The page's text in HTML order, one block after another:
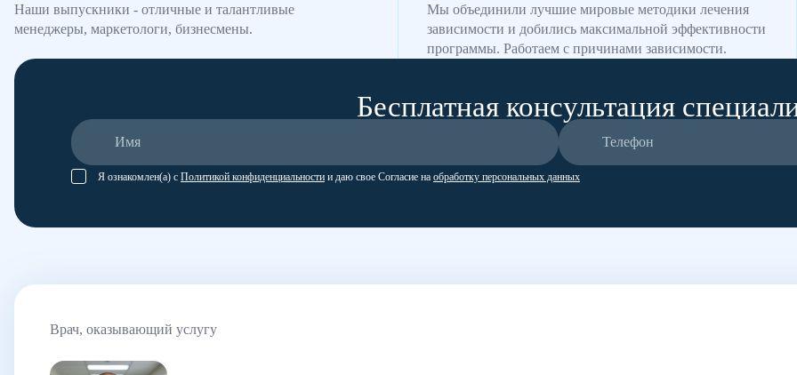
Наши выпускники - отличные и талантливые
менеджеры, маркетологи, бизнесмены.
Мы объединили лучшие мировые методики лечения
зависимости и добились максимальной эффективности
программы. Работаем с причинами зависимости.
Бесплатная консультация
Я ознакомлен(а) с Политикой конфиденциальности и даю свое Согласие на обработку персональных данных
Врач, оказывающий услугу